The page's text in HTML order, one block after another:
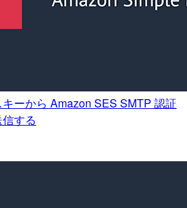
ーから Amazon SES SMTP 認証
する